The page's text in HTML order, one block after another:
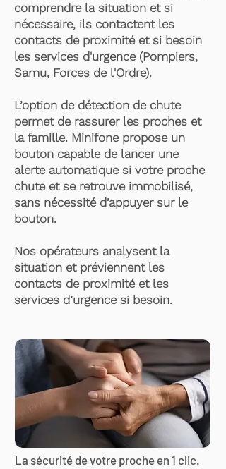
comprendre la situation et si
nécessaire, ils contactent les
contacts de proximité et si besoin
les services d'urgence (Pompiers,
Samu, Forces de l'Ordre).
L’option de détection de chute
permet de rassurer les proches et
la famille. Minifone propose un
bouton capable de lancer une
alerte automatique si votre proche
chute et se retrouve immobilisé,
sans nécessité d’appuyer sur le
bouton.
Nos opérateurs analysent la
situation et préviennent les
contacts de proximité et les
services d’urgence si besoin.
La sécurité de votre proche en 1 clic.